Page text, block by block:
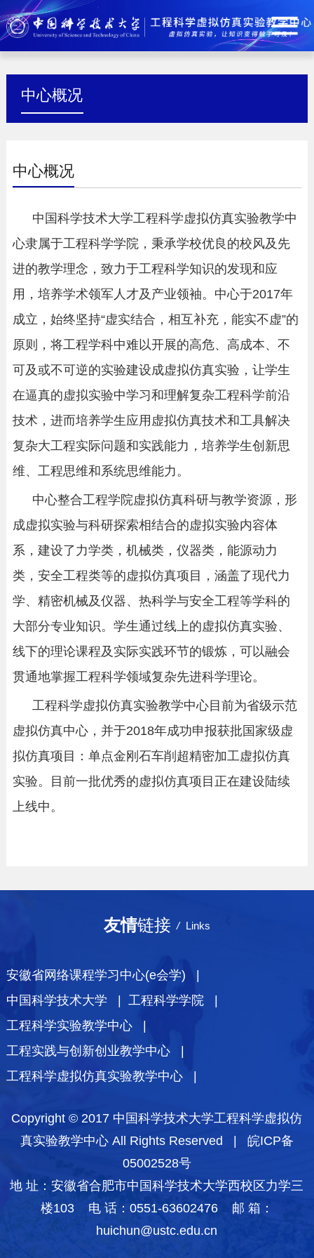
中心概况
中心概况
中国科学技术大学工程科学虚拟仿真实验教学中
心隶属于工程科学学院，秉承学校优良的校风及先
进的教学理念，致力于工程科学知识的发现和应
用，培养学术领军人才及产业领袖。中心于2017年
成立，始终坚持“虚实结合，相互补充，能实不虚”的
原则，将工程学科中难以开展的高危、高成本、不
可及或不可逆的实验建设成虚拟仿真实验，让学生
在逼真的虚拟实验中学习和理解复杂工程科学前沿
技术，进而培养学生应用虚拟仿真技术和工具解决
复杂大工程实际问题和实践能力，培养学生创新思
维、工程思维和系统思维能力。
中心整合工程学院虚拟仿真科研与教学资源，形
成虚拟实验与科研探索相结合的虚拟实验内容体
系，建设了力学类，机械类，仪器类，能源动力
类，安全工程类等的虚拟仿真项目，涵盖了现代力
学、精密机械及仪器、热科学与安全工程等学科的
大部分专业知识。学生通过线上的虚拟仿真实验、
线下的理论课程及实际实践环节的锻炼，可以融会
贯通地掌握工程科学领域复杂先进科学理论。
工程科学虚拟仿真实验教学中心目前为省级示范
虚拟仿真中心，并于2018年成功申报获批国家级虚
拟仿真项目：单点金刚石车削超精密加工虚拟仿真
实验。目前一批优秀的虚拟仿真项目正在建设陆续
上线中。
友情链接 / Links
安徽省网络课程学习中心(e会学) |
中国科学技术大学 | 工程科学学院 |
工程科学实验教学中心 |
工程实践与创新创业教学中心 |
工程科学虚拟仿真实验教学中心 |
Copyright © 2017 中国科学技术大学工程科学虚拟仿
真实验教学中心 All Rights Reserved | 皖ICP备
05002528号
地 址：安徽省合肥市中国科学技术大学西校区力学三
楼103 电 话：0551-63602476 邮 箱：
huichun@ustc.edu.cn